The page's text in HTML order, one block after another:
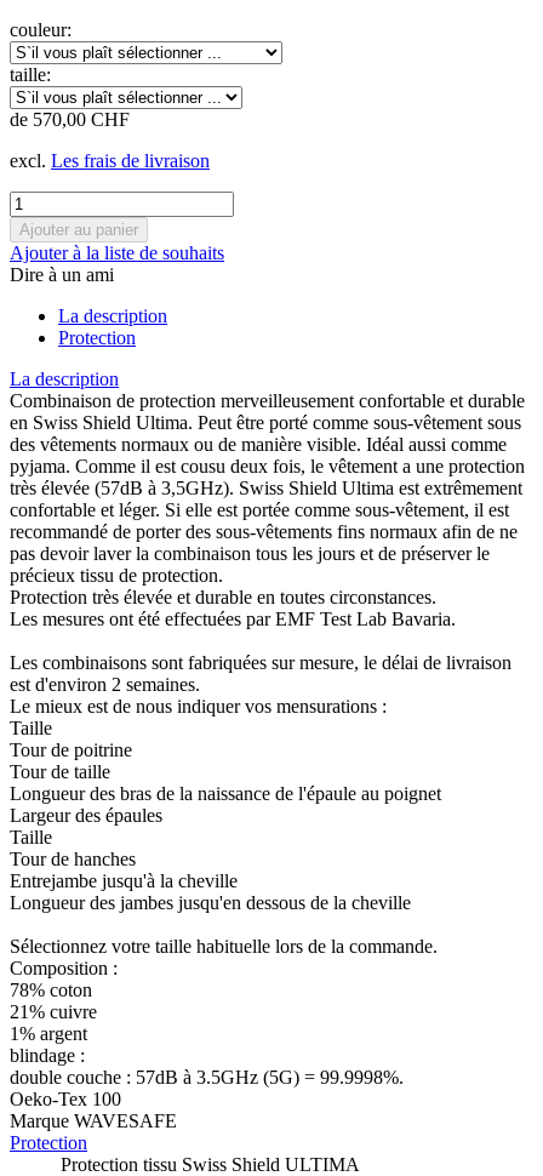
couleur:
taille:
de 570,00 CHF
excl. Les frais de livraison
Ajouter à la liste de souhaits
Dire à un ami
La description
Protection
La description
Combinaison de protection merveilleusement confortable et durable
en Swiss Shield Ultima. Peut être porté comme sous-vêtement sous
des vêtements normaux ou de manière visible. Idéal aussi comme
pyjama. Comme il est cousu deux fois, le vêtement a une protection
très élevée (57dB à 3,5GHz). Swiss Shield Ultima est extrêmement
confortable et léger. Si elle est portée comme sous-vêtement, il est
recommandé de porter des sous-vêtements fins normaux afin de ne
pas devoir laver la combinaison tous les jours et de préserver le
précieux tissu de protection.
Protection très élevée et durable en toutes circonstances.
Les mesures ont été effectuées par EMF Test Lab Bavaria.
Les combinaisons sont fabriquées sur mesure, le délai de livraison
est d'environ 2 semaines.
Le mieux est de nous indiquer vos mensurations :
Taille
Tour de poitrine
Tour de taille
Longueur des bras de la naissance de l'épaule au poignet
Largeur des épaules
Taille
Tour de hanches
Entrejambe jusqu'à la cheville
Longueur des jambes jusqu'en dessous de la cheville
Sélectionnez votre taille habituelle lors de la commande.
Composition :
78% coton
21% cuivre
1% argent
blindage :
double couche : 57dB à 3.5GHz (5G) = 99.9998%.
Oeko-Tex 100
Marque WAVESAFE
Protection
Protection tissu Swiss Shield ULTIMA